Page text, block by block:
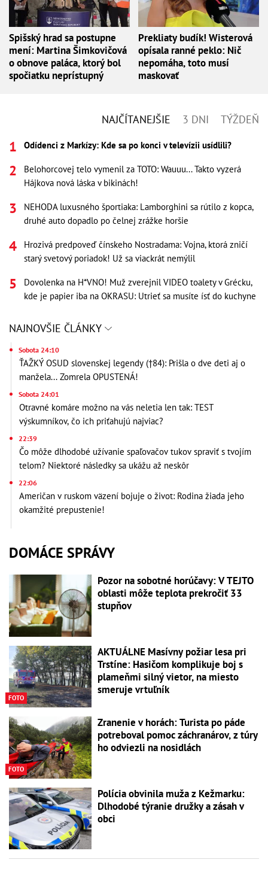
Spišský hrad sa postupne
mení: Martina Šimkovičová
o obnove paláca, ktorý bol
spočiatku neprístupný
Prekliaty budík! Wisterová
opísala ranné peklo: Nič
nepomáha, toto musí
maskovať
NAJČÍTANEJŠIE 3 DNI TÝŽDEŇ
Odídenci z Markízy: Kde sa po konci v televízii usídlili?
Belohorcovej telo vymenil za TOTO: Wauuu... Takto vyzerá
Hájkova nová láska v bikinách!
NEHODA luxusného športiaka: Lamborghini sa rútilo z kopca,
druhé auto dopadlo po čelnej zrážke horšie
Hrozivá predpoveď čínskeho Nostradama: Vojna, ktorá zničí
starý svetový poriadok! Už sa viackrát nemýlil
Dovolenka na H*VNO! Muž zverejnil VIDEO toalety v Grécku,
kde je papier iba na OKRASU: Utrieť sa musíte ísť do kuchyne
NAJNOVŠIE ČLÁNKY
Sobota 24:10
ŤAŽKÝ OSUD slovenskej legendy (†84): Prišla o dve deti aj o
manžela... Zomrela OPUSTENÁ!
Sobota 24:01
Otravné komáre možno na vás neletia len tak: TEST
výskumníkov, čo ich priťahujú najviac?
22:39
Čo môže dlhodobé užívanie spaľovačov tukov spraviť s tvojím
telom? Niektoré následky sa ukážu až neskôr
22:06
Američan v ruskom väzení bojuje o život: Rodina žiada jeho
okamžité prepustenie!
DOMÁCE SPRÁVY
Pozor na sobotné horúčavy: V TEJTO
oblasti môže teplota prekročiť 33
stupňov
FOTO
AKTUÁLNE Masívny požiar lesa pri
Trstíne: Hasičom komplikuje boj s
plameňmi silný vietor, na miesto
smeruje vrtuľník
FOTO
Zranenie v horách: Turista po páde
potreboval pomoc záchranárov, z túry
ho odviezli na nosidlách
Polícia obvinila muža z Kežmarku:
Dlhodobé týranie družky a zásah v
obci